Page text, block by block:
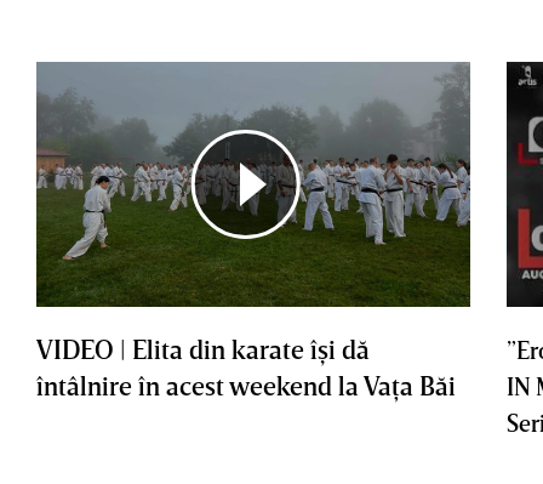
VIDEO | Elita din karate îşi dă
întâlnire în acest weekend la Vaţa Băi
IN